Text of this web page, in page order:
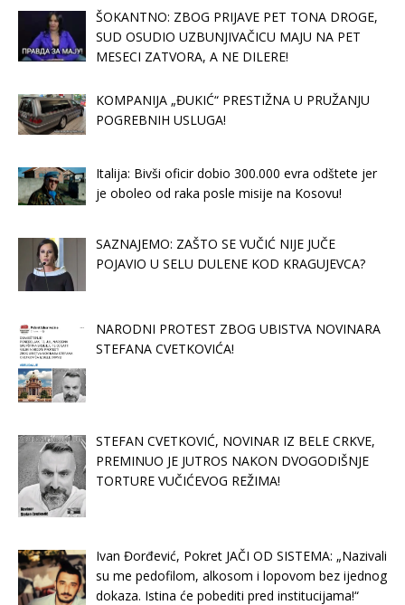
ŠOKANTNO: ZBOG PRIJAVE PET TONA DROGE,
SUD OSUDIO UZBUNJIVAČICU MAJU NA PET
MESECI ZATVORA, A NE DILERE!
KOMPANIJA „ĐUKIĆ“ PRESTIŽNA U PRUŽANJU
POGREBNIH USLUGA!
Italija: Bivši oficir dobio 300.000 evra odštete jer
je oboleo od raka posle misije na Kosovu!
SAZNAJEMO: ZAŠTO SE VUČIĆ NIJE JUČE
POJAVIO U SELU DULENE KOD KRAGUJEVCA?
NARODNI PROTEST ZBOG UBISTVA NOVINARA
STEFANA CVETKOVIĆA!
STEFAN CVETKOVIĆ, NOVINAR IZ BELE CRKVE,
PREMINUO JE JUTROS NAKON DVOGODIŠNJE
TORTURE VUČIĆEVOG REŽIMA!
Ivan Đorđević, Pokret JAČI OD SISTEMA: „Nazivali
su me pedofilom, alkosom i lopovom bez ijednog
dokaza. Istina će pobediti pred institucijama!“